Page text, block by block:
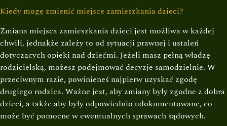
Kiedy mogę zmienić miejsce zamieszkania dzieci?
Zmiana miejsca zamieszkania dzieci jest możliwa w każdej
chwili, jednakże zależy to od sytuacji prawnej i ustaleń
dotyczących opieki nad dziećmi. Jeżeli masz pełną władzę
rodzicielską, możesz podejmować decyzje samodzielnie. W
przeciwnym razie, powinieneś najpierw uzyskać zgodę
drugiego rodzica. Ważne jest, aby zmiany były zgodne z dobra
dzieci, a także aby były odpowiednio udokumentowane, co
może być pomocne w ewentualnych sprawach sądowych.